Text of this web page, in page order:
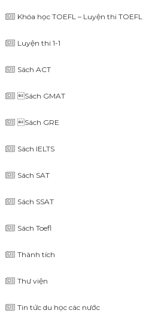
Khóa học TOEFL – Luyện thi TOEFL
Luyện thi 1-1
Sách ACT
Sách GMAT
Sách GRE
Sách IELTS
Sách SAT
Sách SSAT
Sách Toefl
Thành tích
Thư viện
Tin tức du học các nước